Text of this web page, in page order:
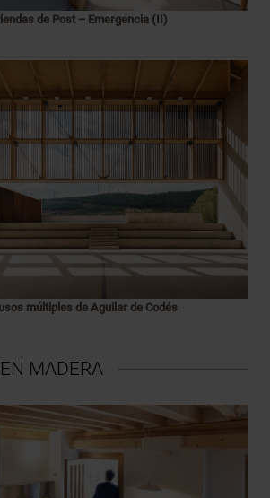
de Post – Emergencia (II)
múltiples de Aguilar de Codés
MADERA